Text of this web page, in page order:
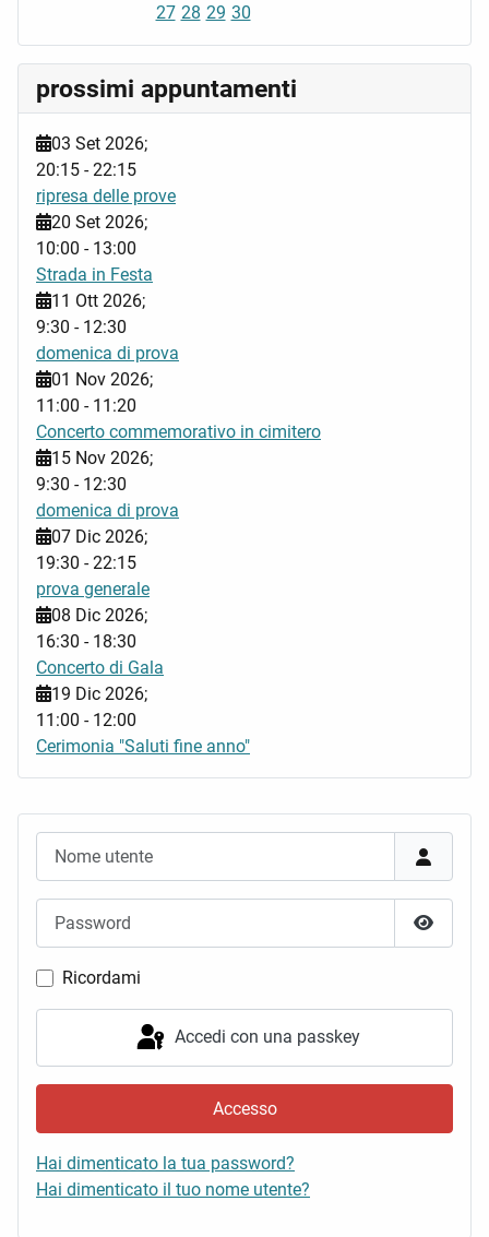
Mostra
Ricordami
Accedi con una passkey
Accesso
Hai dimenticato la tua password?
Hai dimenticato il tuo nome utente?
27 28 29 30
prossimi appuntamenti
03 Set 2026;
20:15 -22:15
ripresa delle prove
20 Set 2026;
10:00 - 13:00
Strada in Festa
11 Ott 2026;
9:30 - 12:30
domenica di prova
01 Nov 2026;
11:00 - 11:20
Concerto commemorativo in cimitero
15 Nov 2026;
9:30 - 12:30
domenica di prova
07 Dic 2026;
19:30 -22:15
prova generale
08 Dic 2026;
16:30 - 18:30
Concerto di Gala
19 Dic 2026;
11:00 - 12:00
Cerimonia "Saluti fine anno"